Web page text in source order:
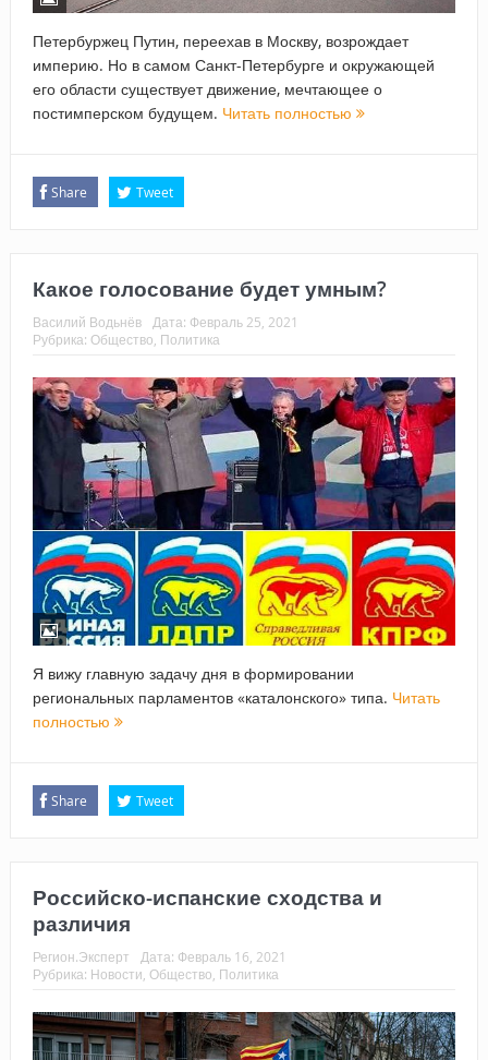
Петербуржец Путин, переехав в Москву, возрождает
империю. Но в самом Санкт-Петербурге и окружающей
его области существует движение, мечтающее о
постимперском будущем. Читать полностью
Share Tweet
Какое голосование будет умным?
Василий Водьнёв Дата: Февраль 25, 2021
Рубрика: Общество, Политика
Я вижу главную задачу дня в формировании
региональных парламентов «каталонского» типа. Читать
полностью
Share Tweet
Российско-испанские сходства и
различия
Регион.Эксперт Дата: Февраль 16, 2021
Рубрика: Новости, Общество, Политика